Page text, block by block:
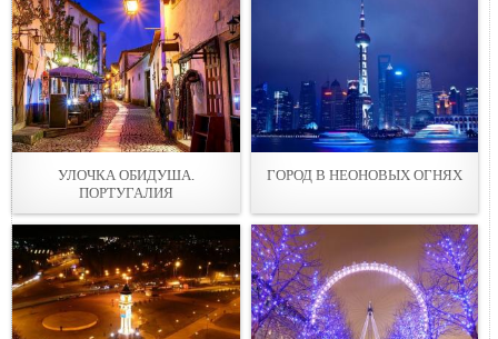
УЛОЧКА ОБИДУША.
ПОРТУГАЛИЯ
ГОРОД В НЕОНОВЫХ ОГНЯХ